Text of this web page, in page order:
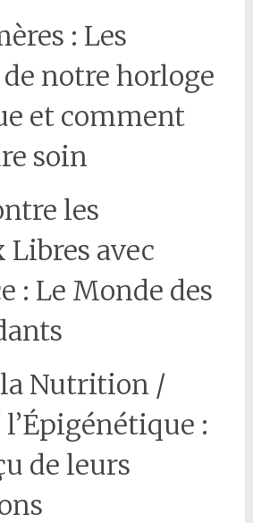
: Les
notre horloge
et comment
soin
les
Libres avec
: Le Monde des
la Nutrition /
:
de leurs